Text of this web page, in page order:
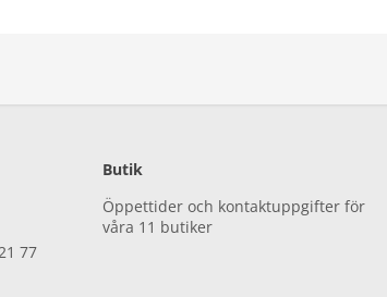
77
Butik
Öppettider och kontaktuppgifter för
våra 11 butiker